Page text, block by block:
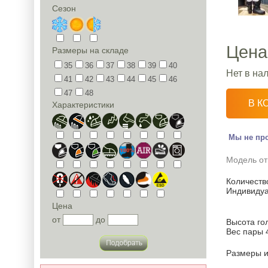
Сезон
Размеры на складе
35 36 37 38 39
40
41
42 43 44 45
46
47
48
Характеристики
Цена
от
до
Нет в
В
Мы не
Модель
Высота
Вес пары
Размеры